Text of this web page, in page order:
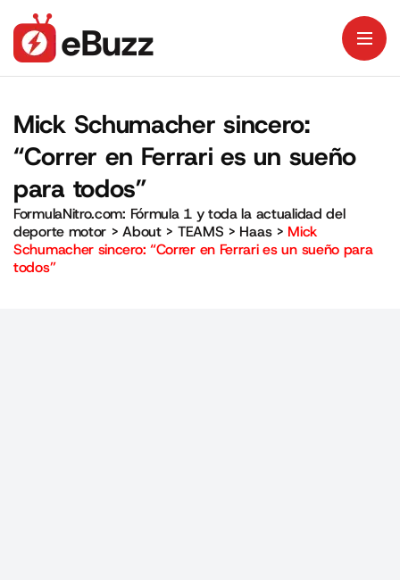
Mick Schumacher sincero:
“Correr en Ferrari es un sueño
para todos”
FormulaNitro.com: Fórmula 1 y toda la actualidad del
deporte motor >About> TEAMS > Haas> Mick
Schumacher sincero: “Correr en Ferrari es un sueño para
todos”